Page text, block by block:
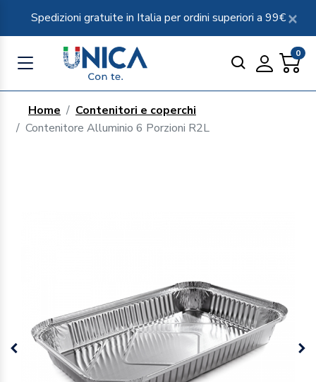
Spedizioni gratuite in Italia per ordini superiori a 99€
0
Home
Contenitori e coperchi
Contenitore Alluminio 6 Porzioni R2L